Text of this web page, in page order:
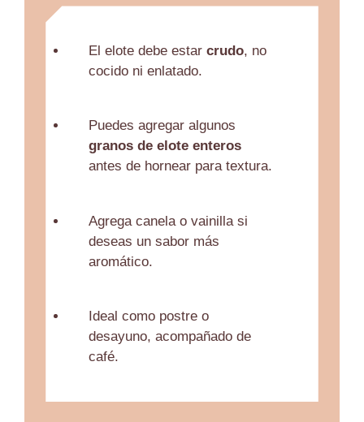
El elote debe estarcrudo, no
cocido ni enlatado.
Puedes agregar algunos
granos de elote enteros
antes de hornear para textura.
Agrega canela o vainilla si
deseas un sabor más
aromático.
Ideal como postre o
desayuno, acompañado de
café.